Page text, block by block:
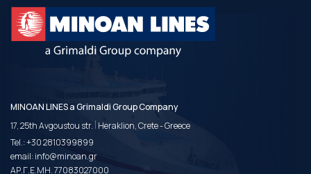
MINOAN LINES a Grimaldi Group Company
17, 25th Avgoustou str. | Heraklion, Crete - Greece
Tel.:+30 2810399899
email:info@minoan.gr
ΑΡ.Γ.Ε.ΜΗ. 77083027000